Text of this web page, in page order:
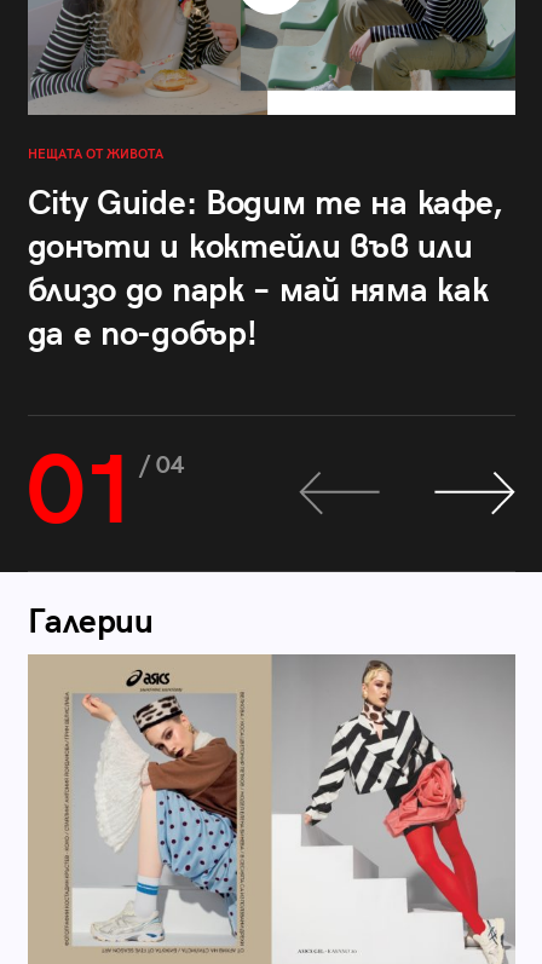
НЕЩАТА ОТ ЖИВОТА
City Guide: Водим те на кафе,
донъти и коктейли във или
близо до парк – май няма как
да е по-добър!
01 / 04
Галерии